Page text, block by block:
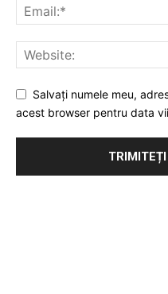
Salvați numele meu,
acest browser pentru data